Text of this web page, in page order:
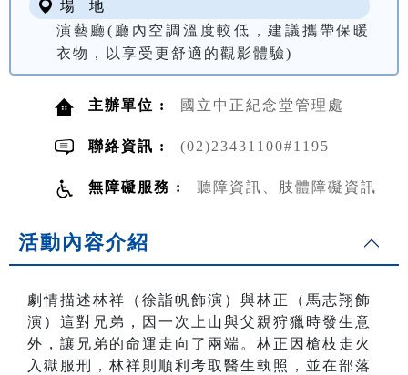
場 地
演藝廳(廳內空調溫度較低，建議攜帶保暖
衣物，以享受更舒適的觀影體驗)
主辦單位 : 國立中正紀念堂管理處
聯絡資訊 : (02)23431100#1195
無障礙服務 : 聽障資訊、肢體障礙資訊
活動內容介紹
劇情描述林祥（徐詣帆飾演）與林正（馬志翔飾
演）這對兄弟，因一次上山與父親狩獵時發生意
外，讓兄弟的命運走向了兩端。林正因槍枝走火
入獄服刑，林祥則順利考取醫生執照，並在部落